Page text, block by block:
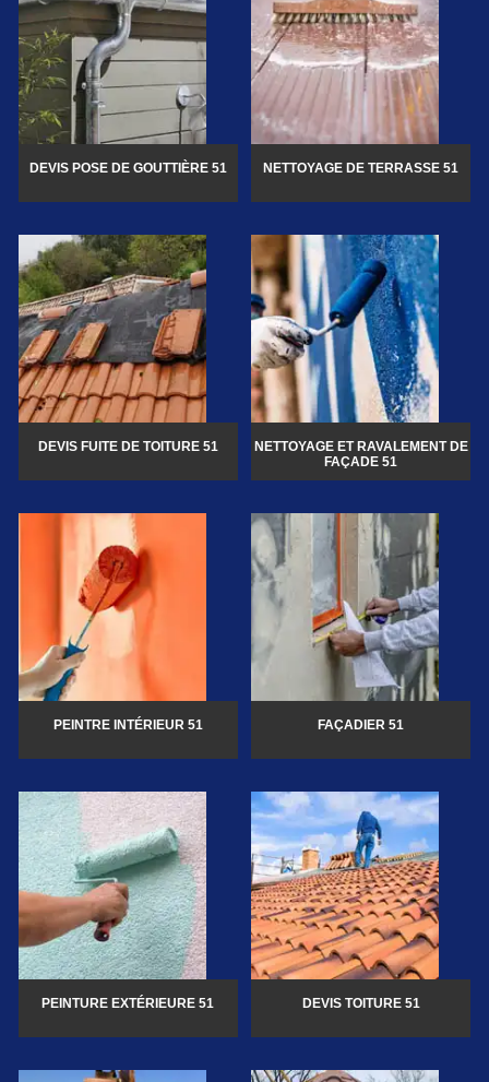
DEVIS POSE DE GOUTTIÈRE 51 NETTOYAGE DE TERRASSE 51
DEVIS FUITE DE TOITURE 51
NETTOYAGE ET RAVALEMENT DE
FAÇADE 51
PEINTRE INTÉRIEUR 51 FAÇADIER 51
PEINTURE EXTÉRIEURE 51 DEVIS TOITURE 51